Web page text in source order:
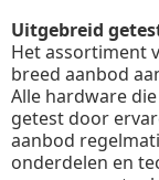
Uitgebreid
Het assortiment
breed aanbod
Alle hardware
getest door
aanbod
onderdelen en